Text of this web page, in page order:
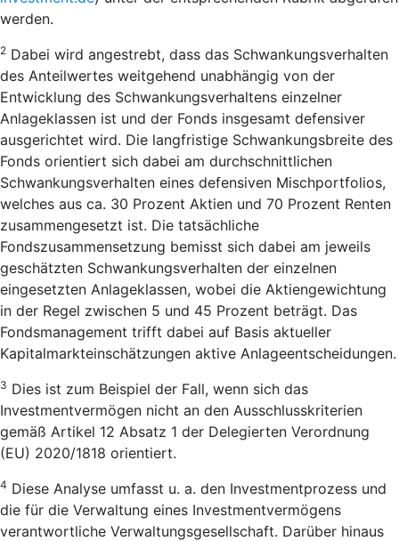
werden.
2 Dabei wird angestrebt, dass das Schwankungsverhalten
des Anteilwertes weitgehend unabhängig von der
Entwicklung des Schwankungsverhaltens einzelner
Anlageklassen ist und der Fonds insgesamt defensiver
ausgerichtet wird. Die langfristige Schwankungsbreite des
Fonds orientiert sich dabei am durchschnittlichen
Schwankungsverhalten eines defensiven Mischportfolios,
welches aus ca. 30 Prozent Aktien und 70 Prozent Renten
zusammengesetzt ist. Die tatsächliche
Fondszusammensetzung bemisst sich dabei am jeweils
geschätzten Schwankungsverhalten der einzelnen
eingesetzten Anlageklassen, wobei die Aktiengewichtung
in der Regel zwischen 5 und 45 Prozent beträgt. Das
Fondsmanagement trifft dabei auf Basis aktueller
Kapitalmarkteinschätzungen aktive Anlageentscheidungen.
3 Dies ist zum Beispiel der Fall, wenn sich das
Investmentvermögen nicht an den Ausschlusskriterien
gemäß Artikel 12 Absatz 1 der Delegierten Verordnung
(EU) 2020/1818 orientiert.
4 Diese Analyse umfasst u. a. den Investmentprozess und
die für die Verwaltung eines Investmentvermögens
verantwortliche Verwaltungsgesellschaft. Darüber hinaus